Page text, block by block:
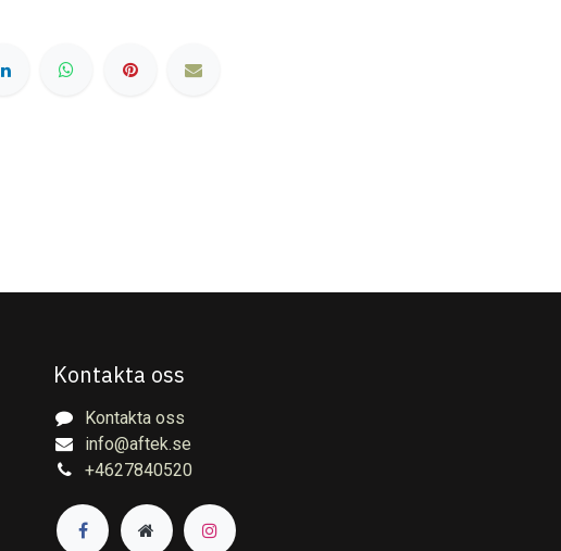
Kontakta oss
Kontakta oss
info@aftek.se
+4627840520